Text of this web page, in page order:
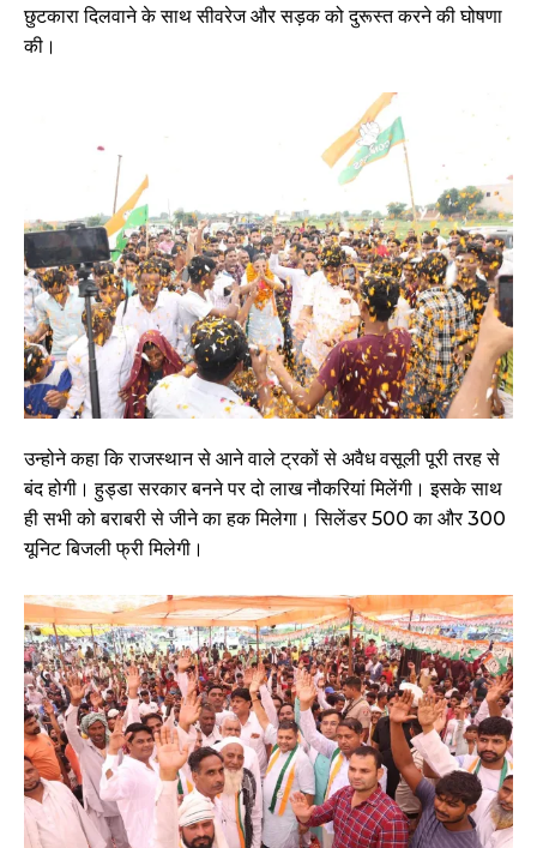
छुटकारा दिलवाने के साथ सीवरेज और सड़क को दुरूस्त करने की घोषणा
की।
उन्होने कहा कि राजस्थान से आने वाले ट्रकों से अवैध वसूली पूरी तरह से
बंद होगी। हुड्डा सरकार बनने पर दो लाख नौकरियां मिलेंगी। इसके साथ
ही सभी को बराबरी से जीने का हक मिलेगा। सिलेंडर 500 का और 300
यूनिट बिजली फ्री मिलेगी।